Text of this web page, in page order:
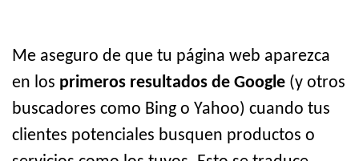
Me aseguro de que tu página web aparezca
en los primeros resultados de Google (y otros
buscadores como Bing o Yahoo) cuando tus
clientes potenciales busquen productos o